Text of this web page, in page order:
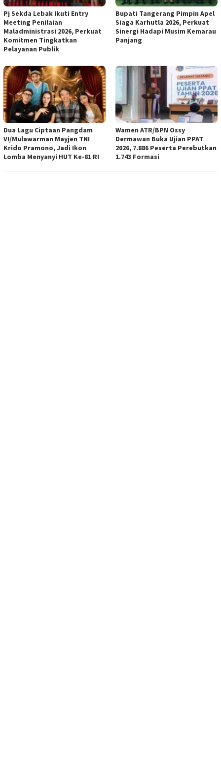
Pj Sekda Lebak Ikuti Entry
Meeting Penilaian
Maladministrasi 2026, Perkuat
Komitmen Tingkatkan
Pelayanan Publik
Bupati Tangerang Pimpin Apel
Siaga Karhutla 2026, Perkuat
Sinergi Hadapi Musim Kemarau
Panjang
Dua Lagu Ciptaan Pangdam
VI/Mulawarman Mayjen TNI
Krido Pramono, Jadi Ikon
Lomba Menyanyi HUT Ke-81 RI
Wamen ATR/BPN Ossy
Dermawan Buka Ujian PPAT
2026, 7.886 Peserta Perebutkan
1.743 Formasi